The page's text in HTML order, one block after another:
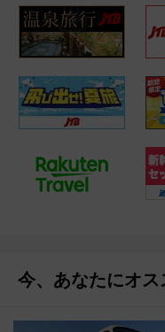
今、あなたにオス